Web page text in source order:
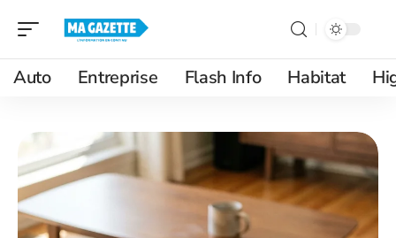
Auto Entreprise Flash Info Habitat